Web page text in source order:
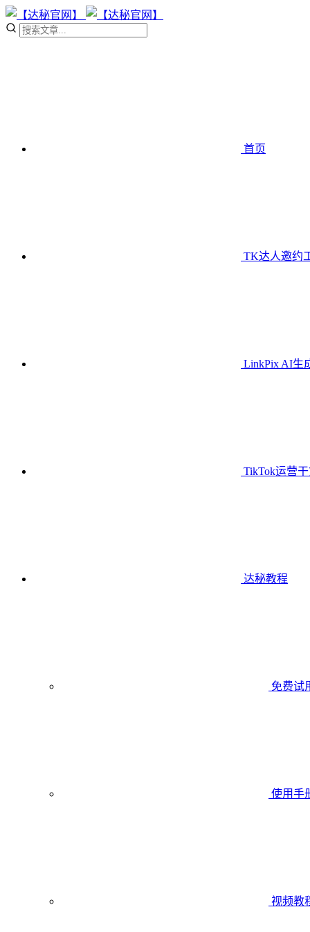
首页
TK达人邀约
LinkPix AI生
TikTok运营
达秘教程
免费试
使用手
视频教